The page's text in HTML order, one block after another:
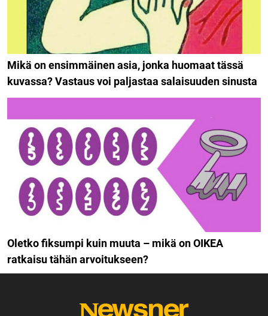
Mikä on ensimmäinen asia, jonka huomaat tässä
kuvassa? Vastaus voi paljastaa salaisuuden sinusta
Oletko fiksumpi kuin muuta – mikä on OIKEA
ratkaisu tähän arvoitukseen?